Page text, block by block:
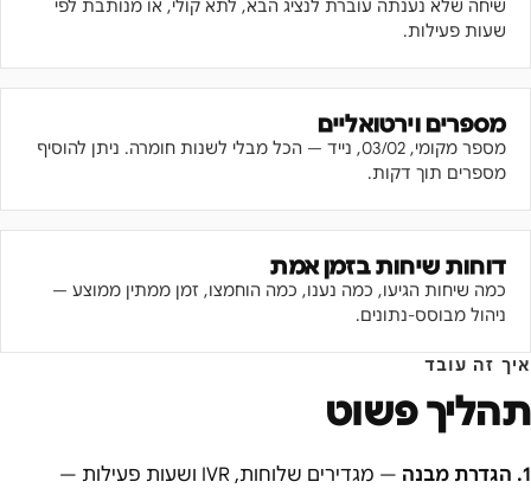
שיחה שלא נענתה עוברת לנציג הבא, לתא קולי, או מנותבת לפי
שעות פעילות.
מספרים וירטואליים
מספר מקומי, 03/02, נייד — הכל מבלי לשנות חומרה. ניתן להוסיף
מספרים תוך דקות.
דוחות שיחות בזמן אמת
כמה שיחות הגיעו, כמה נענו, כמה הוחמצו, זמן ממתין ממוצע —
ניהול מבוסס-נתונים.
איך זה עובד
תהליך פשוט
1
. הגדרת מבנה —
מגדירים שלוחות, IVR ושעות פעילות —